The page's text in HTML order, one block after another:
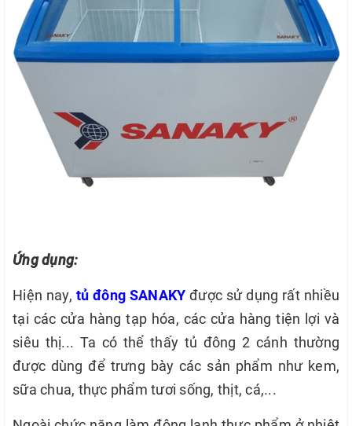
Ứng dụng:
Hiện nay, tủ đông SANAKY được sử dụng rất nhiều
tại các cửa hàng tạp hóa, các cửa hàng tiện lợi và
siêu thị... Ta có thể thấy tủ đông 2 cánh thường
được dùng để trưng bày các sản phẩm như kem,
sữa chua, thực phẩm tươi sống, thịt, cá,...